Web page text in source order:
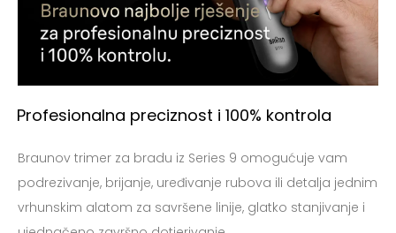
Profesionalna preciznost i 100% kontrola
Braunov trimer za bradu iz Series 9 omogućuje vam
podrezivanje, brijanje, uređivanje rubova ili detalja jednim
vrhunskim alatom za savršene linije, glatko stanjivanje i